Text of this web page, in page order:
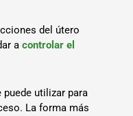
del útero
acontrolar el
utilizar para
La forma más